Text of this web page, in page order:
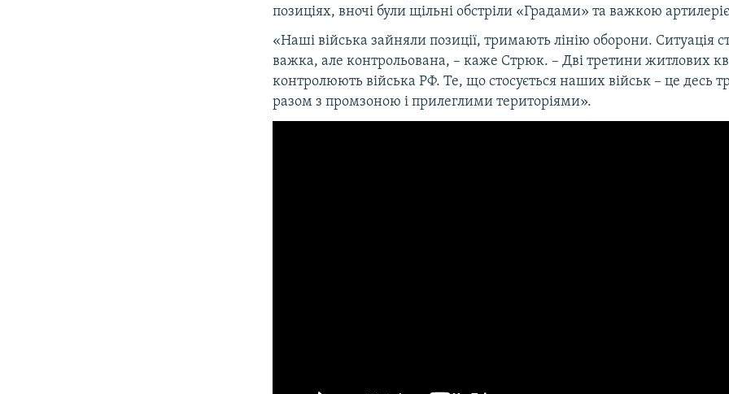
позиціях, вночі були щільні обстріли «Градами» та важкою
«Наші війська зайняли позиції, тримають лінію оборони. Ситуація
важка, але контрольована, – каже Стрюк. – Дві третини житлових
контролюють війська РФ. Те, що стосується наших військ – це десь
разом з промзоною і прилеглими територіями».